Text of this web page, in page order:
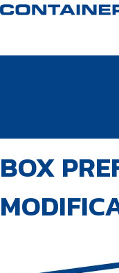
IN:
BOX
il: